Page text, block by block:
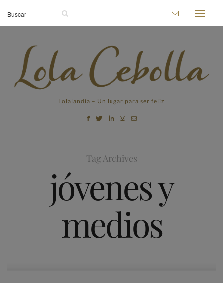
Lolalandia – Un lugar para ser feliz
Tag Archives
jóvenes y
medios